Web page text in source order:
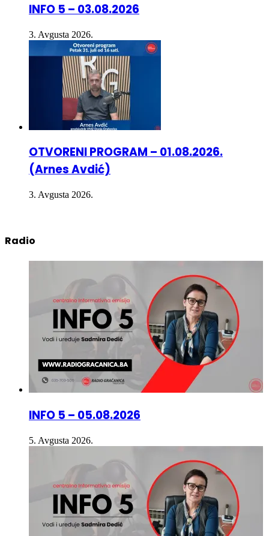
INFO 5 – 03.08.2026
3. Avgusta 2026.
OTVORENI PROGRAM – 01.08.2026.
(Arnes Avdić)
3. Avgusta 2026.
Radio
INFO 5 – 05.08.2026
5. Avgusta 2026.